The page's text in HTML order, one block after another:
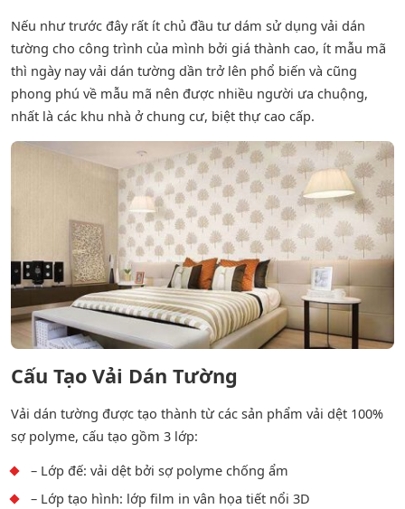
Nếu như trước đây rất ít chủ đầu tư dám sử dụng vải dán
tường cho công trình của mình bởi giá thành cao, ít mẫu mã
thì ngày nay vải dán tường dần trở lên phổ biến và cũng
phong phú về mẫu mã nên được nhiều người ưa chuộng,
nhất là các khu nhà ở chung cư, biệt thự cao cấp.
Cấu Tạo Vải Dán Tường
Vải dán tường được tạo thành từ các sản phẩm vải dệt 100%
sợ polyme, cấu tạo gồm 3 lớp:
– Lớp đế: vải dệt bởi sợ polyme chống ẩm
– Lớp tạo hình: lớp film in vân họa tiết nổi 3D